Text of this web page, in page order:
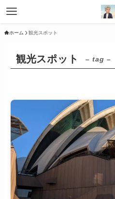
ホーム 観光スポット
観光スポット – tag –